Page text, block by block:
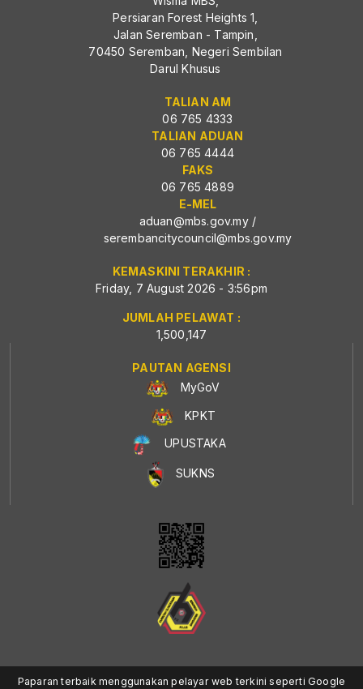
Persiaran Forest Heights 1,
Jalan Seremban - Tampin,
70450 Seremban, Negeri Sembilan
Darul Khusus
TALIAN AM
06 765 4333
TALIAN ADUAN
06 765 4444
FAKS
06 765 4889
E-MEL
aduan@mbs.gov.my/
serembancitycouncil@mbs.gov.my
KEMASKINI TERAKHIR :
Friday, 7 August 2026 - 3:56pm
JUMLAH PELAWAT :
1,500,147
PAUTAN AGENSI
MyGoV
KPKT
UPUSTAKA
SUKNS
Paparan terbaik menggunakan pelayar web terkini seperti Google